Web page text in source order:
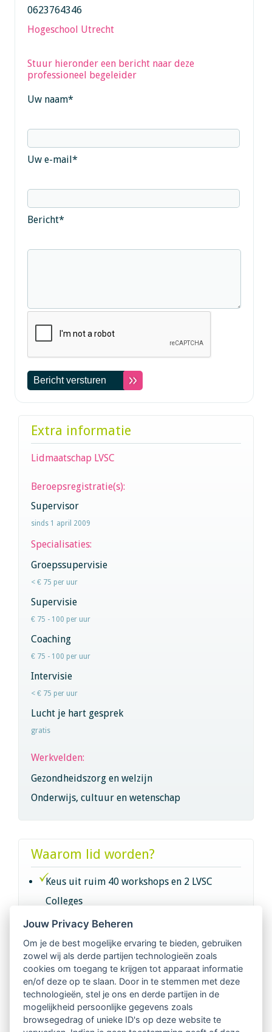
0623764346
Hogeschool Utrecht
Stuur hieronder een bericht naar deze
professioneel begeleider
Uw naam*
Uw e-mail*
Bericht*
Extra informatie
Lidmaatschap LVSC
Beroepsregistratie(s):
Supervisor
sinds 1 april 2009
Specialisaties:
Groepssupervisie
< € 75 per uur
Supervisie
€ 75 - 100 per uur
Coaching
€ 75 - 100 per uur
Intervisie
< € 75 per uur
Lucht je hart gesprek
gratis
Werkvelden:
Gezondheidszorg en welzijn
Onderwijs, cultuur en wetenschap
Waarom lid worden?
Keus uit ruim 40 workshops en 2 LVSC
Colleges
Intervisie met geregistreerde vakgenoten
Netwerk van 2100 professionals in 14
regio's
Vindbaar voor opdrachtgevers
Jouw Privacy Beheren
Om je de best mogelijke ervaring te bieden, gebruiken
zowel wij als derde partijen technologieën zoals
cookies om toegang te krijgen tot apparaat informatie
en/of deze op te slaan. Door in te stemmen met deze
technologieën, stel je ons en derde partijen in de
mogelijkheid persoonlijke gegevens zoals
browsegedrag of unieke ID's op deze website te